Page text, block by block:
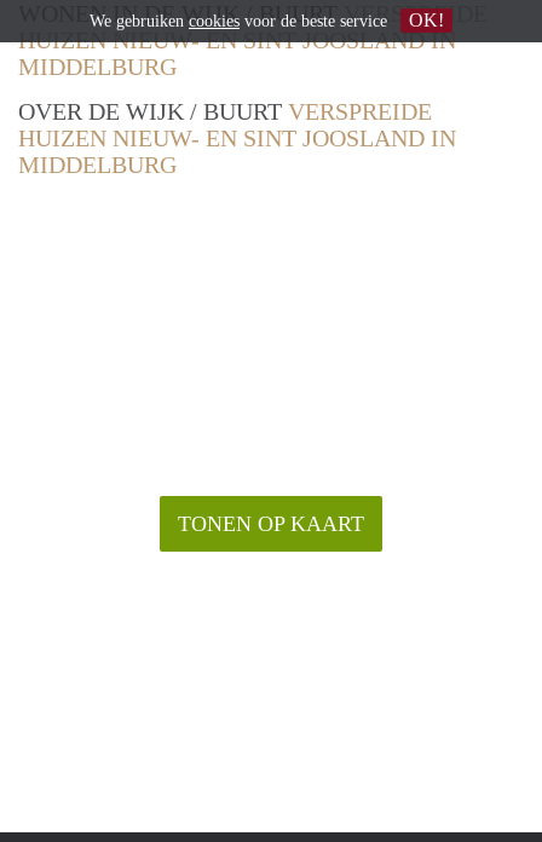
WONEN IN DE WIJK / BUURTVERSPREIDE
HUIZEN NIEUW- EN SINT JOOSLAND IN
MIDDELBURG
OVER DE WIJK / BUURT VERSPREIDE
HUIZEN NIEUW- EN SINT JOOSLAND IN
MIDDELBURG
TONEN OP KAART
We gebruiken cookies voor de beste service OK!